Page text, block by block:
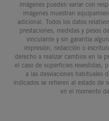
imágenes pueden variar con
imágenes muestran
adicional. Todos los datos
prestaciones, medidas y pesos
vinculante y sin garantía
impresión, redacción o
derecho a realizar cambios en la
el caso de superficies revestidas,
a las desviaciones habituales
indicados se refieren al estado de
en el momento